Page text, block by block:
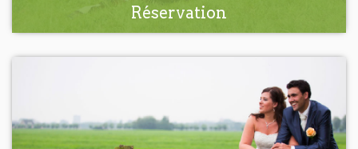
Réservation